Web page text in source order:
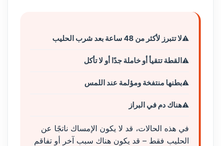
لا تتبرز لأكثر من 48 ساعة بعد شرب الحليب
القطة تتقيأ أو خاملة جدًا أو لا تأكل
بطنها منتفخة ومؤلمة عند اللمس
هناك دم في البراز
في هذه الحالات، قد لا يكون الإمساك ناتجًا عن
الحليب فقط – قد يكون هناك سبب آخر أو تفاقم